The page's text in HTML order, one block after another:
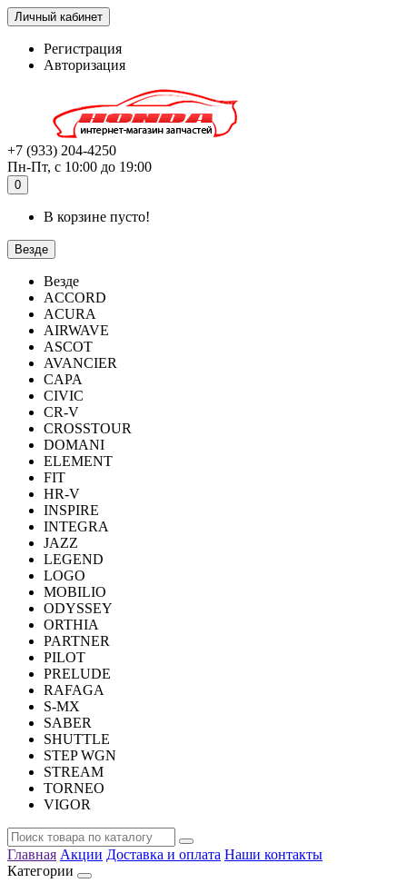
Личный кабинет
Регистрация
Авторизация
+7 (933) 204-4250
Пн-Пт, с 10:00 до 19:00
0
В корзине пусто!
Везде
Везде
ACCORD
ACURA
AIRWAVE
ASCOT
AVANCIER
CAPA
CIVIC
CR-V
CROSSTOUR
DOMANI
ELEMENT
FIT
HR-V
INSPIRE
INTEGRA
JAZZ
LEGEND
LOGO
MOBILIO
ODYSSEY
ORTHIA
PARTNER
PILOT
PRELUDE
RAFAGA
S-MX
SABER
SHUTTLE
STEP WGN
STREAM
TORNEO
VIGOR
Главная Акции Доставка и оплата Наши контакты
Категории